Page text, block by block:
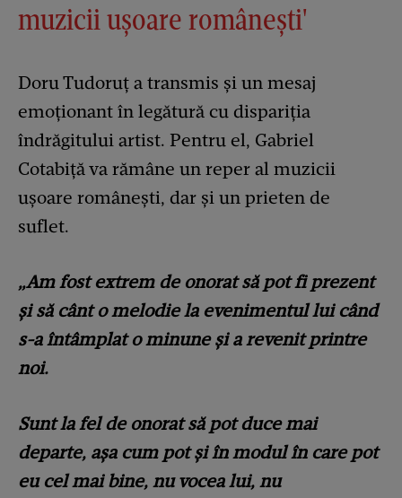
muzicii ușoare românești'
Doru Tudoruț a transmis și un mesaj
emoționant în legătură cu dispariția
îndrăgitului artist. Pentru el, Gabriel
Cotabiță va rămâne un reper al muzicii
ușoare românești, dar și un prieten de
suflet.
„Am fost extrem de onorat să pot fi prezent
și să cânt o melodie la evenimentul lui când
s-a întâmplat o minune și a revenit printre
noi.
Sunt la fel de onorat să pot duce mai
departe, așa cum pot și în modul în care pot
eu cel mai bine, nu vocea lui, nu